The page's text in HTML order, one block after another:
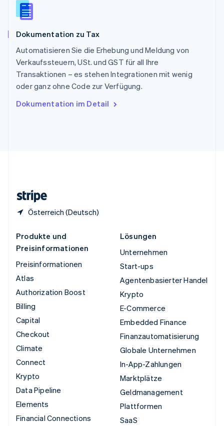
Dokumentation zu Tax
Automatisieren Sie die Erhebung und Meldung von
Verkaufssteuern, USt. und GST für all Ihre
Transaktionen – es stehen Integrationen mit wenig
oder ganz ohne Code zur Verfügung.
Dokumentation im Detail
Österreich (Deutsch)
Sonderverwaltungsregion Hongkong,
China
Spanien
EspañolEnglish
Thailand
Tschechische Republik
English
English
Produkte und
Preisinformationen
Preisinformationen
Atlas
Authorization Boost
Billing
Capital
Checkout
Climate
Connect
Krypto
Data Pipeline
Elements
Financial Connections
Lösungen
Unternehmen
Start-ups
Agentenbasierter Handel
Krypto
E-Commerce
Embedded Finance
Finanzautomatisierung
Globale Unternehmen
In-App-Zahlungen
Marktplätze
Geldmanagement
Plattformen
SaaS